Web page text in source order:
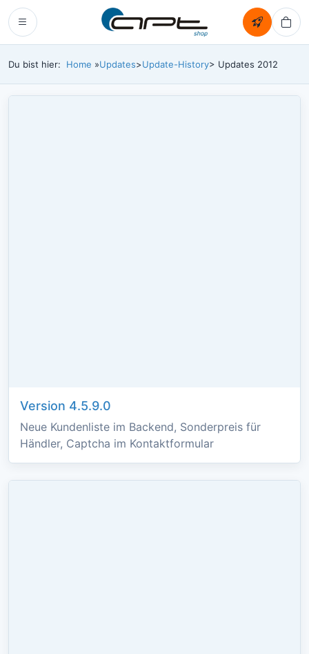
Du bist hier: Home »Updates>Update-History> Updates 2012
Version 4.5.9.0
Neue Kundenliste im Backend, Sonderpreis für
Händler, Captcha im Kontaktformular